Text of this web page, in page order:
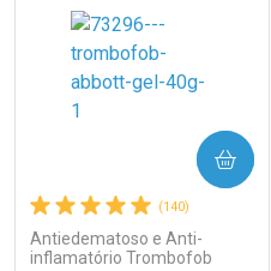
Comprar sem Desconto
Comprar sem Desconto
(140)
Antiedematoso e Anti-
inflamatório Trombofob
COMPRAR